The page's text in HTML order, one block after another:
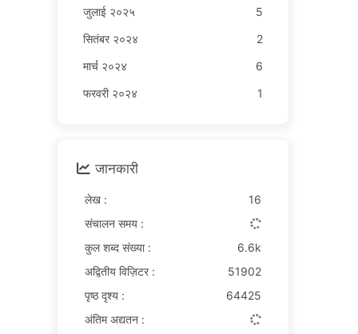
जुलाई २०२५
5
सितंबर २०२४
2
मार्च २०२४
6
फरवरी २०२४
1
जानकारी
लेख :
16
संचालन समय :
कुल शब्द संख्या :
6.6k
अद्वितीय विज़िटर :
51902
पृष्ठ दृश्य :
64425
अंतिम अद्यतन :